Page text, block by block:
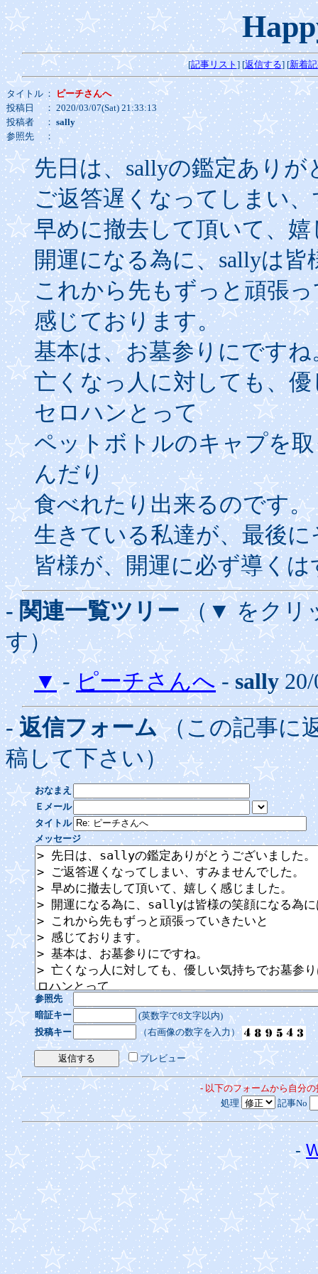
[記事リスト] [返信する] [新着
タイトル ： ピーチさんへ
投稿日
： 2020/03/07(Sat) 21:33:13
投稿者
： sally
参照先
：
先日は、sallyの鑑定あり
ご返答遅くなってしまい
早めに撤去して頂いて、
開運になる為に、sallyは
これから先もずっと頑張
感じております。
基本は、お墓参りにですね
亡くなっ人に対しても、
セロハンとって
ペットボトルのキャプを
んだり
食べれたり出来るのです。
生きている私達が、最後
皆様が、開運に必ず導くは
- 関連一覧ツリー（▼ をクリ
す）
▼-ピーチさんへ-sally20/
- 返信フォーム（この記事に
稿して下さい）
おなまえ
Ｅメール
タイトル
メッセージ
参照先
暗証キー
(英数字で8文字以内)
投稿キー
（右画像の数字を入力）
プレビュー
- 以下のフォームから自分
処理
記事No
-